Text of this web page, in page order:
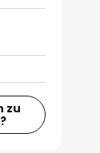
zu